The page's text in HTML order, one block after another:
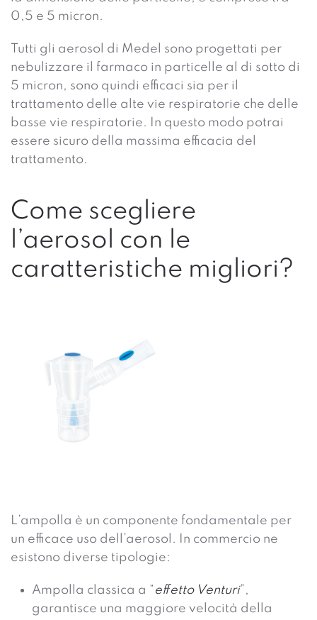
0,5 e 5 micron.
Tutti gli aerosol
di Medel sono progettati per
nebulizzare il farmaco in particelle al di sotto di
5 micron, sono quindi efficaci sia per il
trattamento delle alte vie respiratorie che delle
basse vie respiratorie. In questo modo potrai
essere sicuro della massima efficacia del
trattamento.
Come scegliere
l’aerosol con le
caratteristiche migliori?
L’ampolla è un componente fondamentale per
un efficace uso dell’aerosol. In commercio ne
esistono diverse tipologie:
Ampolla classica a “effetto Venturi”,
garantisce una maggiore velocità della